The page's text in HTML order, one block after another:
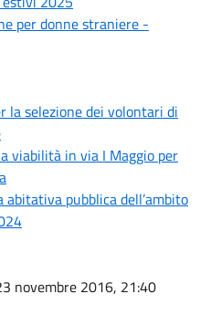
per donne straniere -
la selezione dei volontari di
viabilità in via I Maggio per
abitativa pubblica dell’ambito
novembre 2016, 21:40